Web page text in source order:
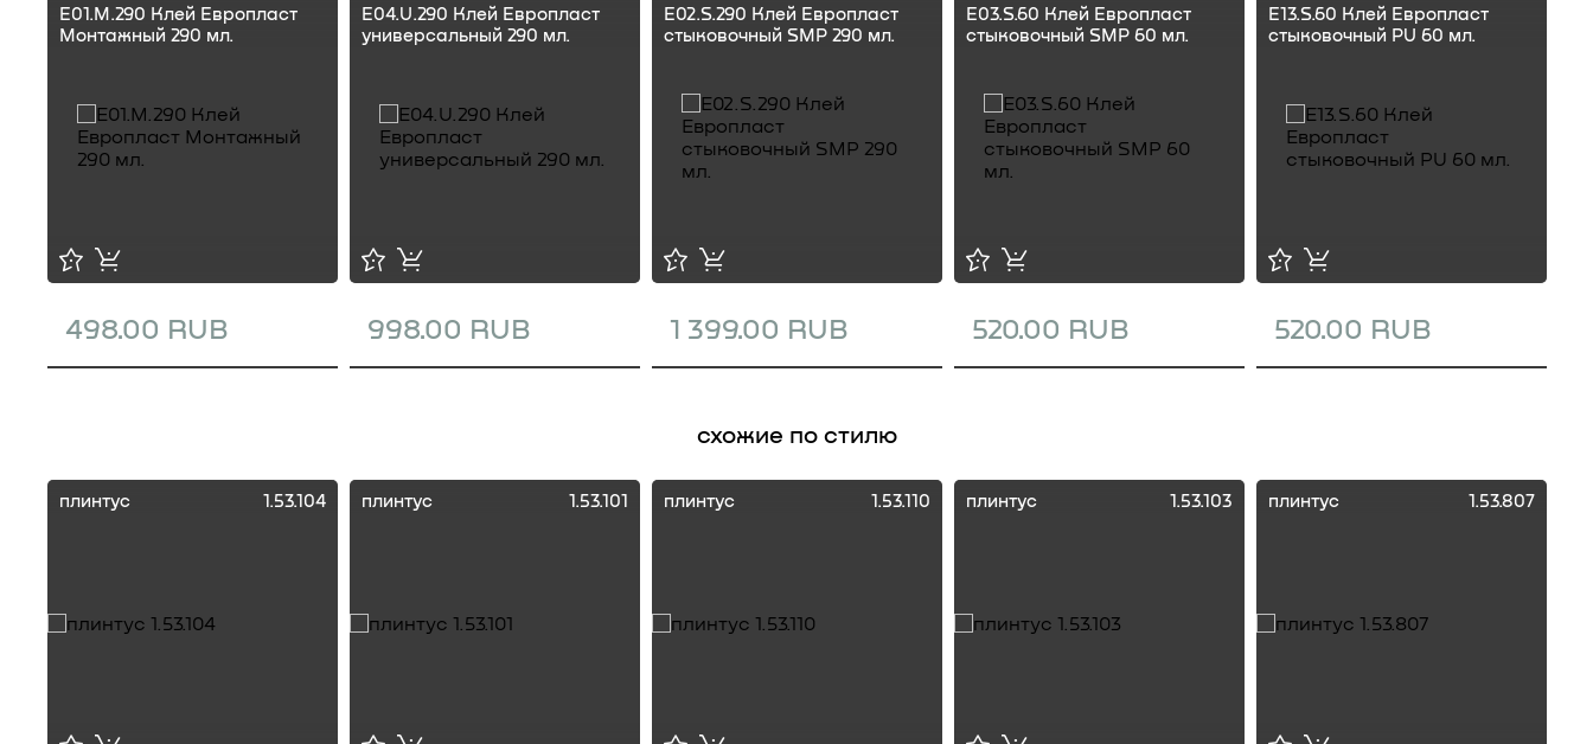
E01.M.290 Клей Европласт
Монтажный 290 мл.
498.00 RUB
E04.U.290 Клей Европласт
универсальный 290 мл.
998.00 RUB
E02.S.290 Клей Европласт
стыковочный SMP 290 мл.
1 399.00 RUB
E03.S.60 Клей Европласт
стыковочный SMP 60 мл.
520.00 RUB
E13.S.60 Клей Европласт
стыковочный PU 60 мл.
520.00 RUB
схожие по стилю
плинтус 1.53.104 плинтус 1.53.101 плинтус 1.53.110 плинтус 1.53.103 плинтус 1.53.807